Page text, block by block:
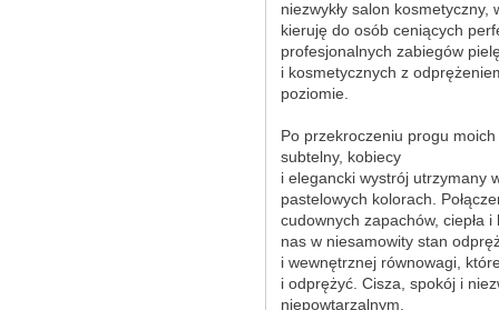
niezwykły salon kosmetyczny,
kieruję do osób ceniących
profesjonalnych zabiegów
i kosmetycznych z
poziomie.
Po przekroczeniu progu
subtelny, kobiecy
i elegancki wystrój utrzymany
pastelowych kolorach.
cudownych zapachów, ciepła
nas w niesamowity stan
i wewnętrznej równowagi,
i odprężyć. Cisza, spokój i
niepowtarzalnym.